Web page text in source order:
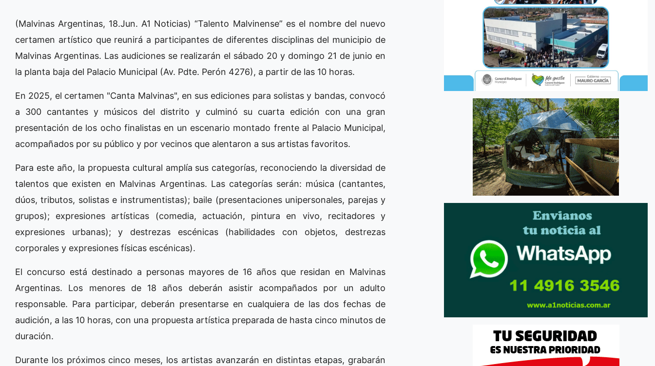
(Malvinas Argentinas, 18.Jun. A1 Noticias) “Talento Malvinense” es el nombre del nuevo
certamen artístico que reunirá a participantes de diferentes disciplinas del municipio de
Malvinas Argentinas. Las audiciones se realizarán el sábado 20 y domingo 21 de junio en
la planta baja del Palacio Municipal (Av. Pdte. Perón 4276), a partir de las 10 horas.
En 2025, el certamen "Canta Malvinas", en sus ediciones para solistas y bandas, convocó
a 300 cantantes y músicos del distrito y culminó su cuarta edición con una gran
presentación de los ocho finalistas en un escenario montado frente al Palacio Municipal,
acompañados por su público y por vecinos que alentaron a sus artistas favoritos.
Para este año, la propuesta cultural amplía sus categorías, reconociendo la diversidad de
talentos que existen en Malvinas Argentinas. Las categorías serán: música (cantantes,
dúos, tributos, solistas e instrumentistas); baile (presentaciones unipersonales, parejas y
grupos); expresiones artísticas (comedia, actuación, pintura en vivo, recitadores y
expresiones urbanas); y destrezas escénicas (habilidades con objetos, destrezas
corporales y expresiones físicas escénicas).
El concurso está destinado a personas mayores de 16 años que residan en Malvinas
Argentinas. Los menores de 18 años deberán asistir acompañados por un adulto
responsable. Para participar, deberán presentarse en cualquiera de las dos fechas de
audición, a las 10 horas, con una propuesta artística preparada de hasta cinco minutos de
duración.
Durante los próximos cinco meses, los artistas avanzarán en distintas etapas, grabarán